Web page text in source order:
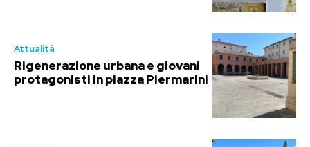
Attualità
Rigenerazione urbana e giovani
protagonisti in piazza Piermarini